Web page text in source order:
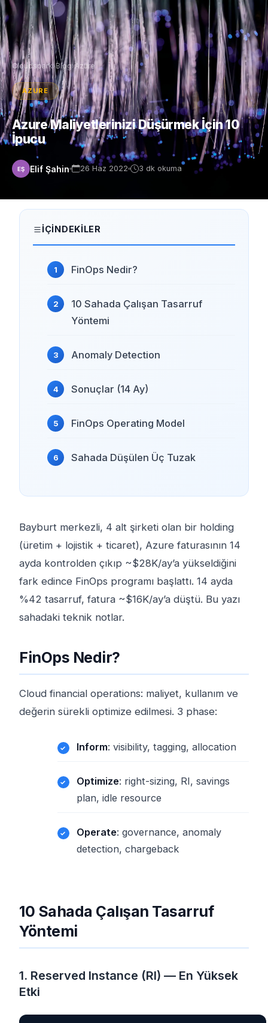
Cloudspark›Blog›Azure
AZURE
Azure Maliyetlerinizi Düşürmek İçin 10
İpucu
EŞ Elif Şahin 26 Haz 2022 3 dk okuma
İÇINDEKILER
FinOps Nedir?
10 Sahada Çalışan Tasarruf
Yöntemi
Anomaly Detection
Sonuçlar (14 Ay)
FinOps Operating Model
Sahada Düşülen Üç Tuzak
Bayburt merkezli, 4 alt şirketi olan bir holding
(üretim + lojistik + ticaret), Azure faturasının 14
ayda kontrolden çıkıp ~$28K/ay’a yükseldiğini
fark edince FinOps programı başlattı. 14 ayda
%42 tasarruf, fatura ~$16K/ay’a düştü. Bu yazı
sahadaki teknik notlar.
FinOps Nedir?
Cloud financial operations: maliyet, kullanım ve
değerin sürekli optimize edilmesi. 3 phase:
Inform: visibility, tagging, allocation
Optimize: right-sizing, RI, savings
plan, idle resource
Operate: governance, anomaly
detection, chargeback
10 Sahada Çalışan Tasarruf
Yöntemi
1. Reserved Instance (RI) — En Yüksek
Etki